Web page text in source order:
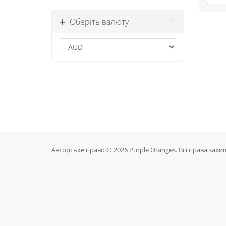
Оберіть валюту
Авторське право © 2026 Purple Oranges. Всі права